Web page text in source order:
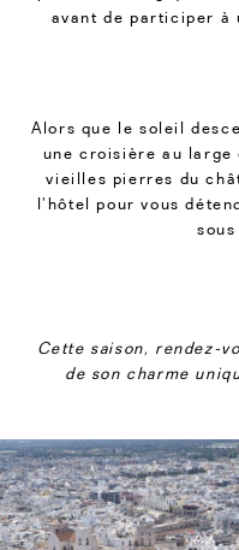
avant de participer à
Alors que le soleil
une croisière au
vieilles pierres du
l’hôtel pour vous
Cette saison, rendez-
de son charme